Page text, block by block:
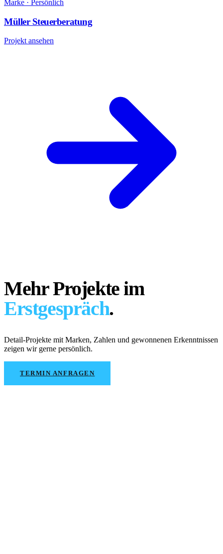
Marke · Persönlich
Müller Steuerberatung
Projekt ansehen
Mehr Projekte im
Erstgespräch.
Detail-Projekte mit Marken, Zahlen und gewonnenen Erkenntnissen
zeigen wir gerne persönlich.
TERMIN ANFRAGEN